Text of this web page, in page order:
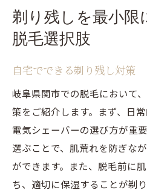
剃り残しを最小限
脱毛選択肢
自宅でできる剃り残し対策
岐阜県関市での脱毛において
策をご紹介します。まず、日
電気シェーバーの選び方が重
選ぶことで、肌荒れを防ぎな
ができます。また、脱毛前に
ち、適切に保湿することが剃